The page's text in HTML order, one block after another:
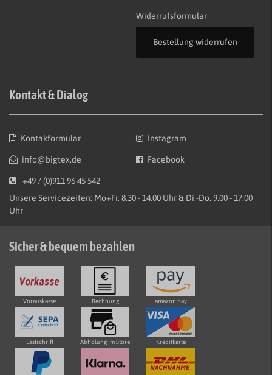
Widerrufsformular
Bestellung widerrufen
Kontakt & Dialog
Kontakformular
info@bigtex.de
Instagram
Facebook
+49 / (0)911 96 45 542
Unsere Servicezeiten: Mo+Fr. 8.30 - 14.00 Uhr & Di.-Do. 9.00 - 17.00
Uhr
Sicher & bequem bezahlen
Vorauskasse Rechnung amazon pay
Lastschrift Abholung im Store Kreditkarte